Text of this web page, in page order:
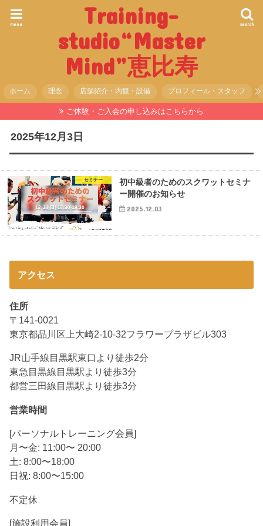
Training-
studio“Master
Mind”恵比寿
search
menu
ホーム 理念 店舗紹介・内観・設備 プロフィール・スタッフ
ご体験・ご入会の申し込みはこちらから
2025年12月3日
セミナー
初中級者のためのスクワットセミナ
ー開催のお知らせ
2025.12.03
アクセス
住所
〒141-0021
東京都品川区上大崎2-10-32フラワープラザビル303
JR山手線目黒駅東口より徒歩2分
東急目黒線目黒駅より徒歩3分
都営三田線目黒駅より徒歩3分
営業時間
[パーソナルトレーニング会員]
月〜金: 11:00〜 20:00
土: 8:00〜18:00
日祝: 8:00〜15:00
不定休
[施設利用会員]